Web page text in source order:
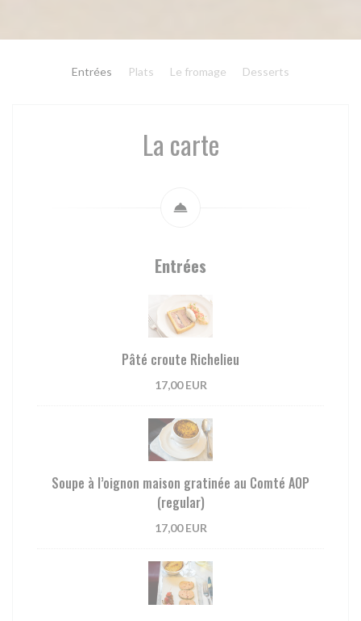
Entrées Plats Le fromage Desserts
La carte
Entrées
Pâté croute Richelieu
17,00 EUR
Soupe à l’oignon maison gratinée au Comté AOP
(regular)
17,00 EUR